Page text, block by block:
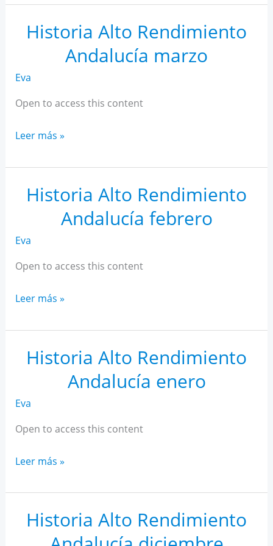
AR
Andalucía
abrilHistoria Alto Rendimiento
Andalucía marzo
Eva
Open to access this content
Historia
Rendimiento
Andalucía
marzo
Leer más »
Historia Alto Rendimiento
Andalucía febrero
Eva
Open to access this content
Historia
Rendimiento
Andalucía
febrero
Leer más »
Historia Alto Rendimiento
Andalucía enero
Eva
Open to access this content
Historia
Rendimiento
Andalucía
enero
Leer más »
Historia Alto Rendimiento